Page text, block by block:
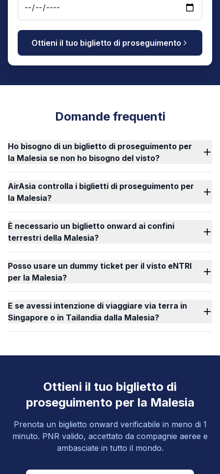
Ottieni il tuo biglietto di proseguimento
Domande frequenti
Ho bisogno di un biglietto di proseguimento per
la Malesia se non ho bisogno del visto?
AirAsia controlla i biglietti di proseguimento per
la Malesia?
È necessario un biglietto onward ai confini
terrestri della Malesia?
Posso usare un dummy ticket per il visto eNTRI
per la Malesia?
E se avessi intenzione di viaggiare via terra in
Singapore o in Tailandia dalla Malesia?
Ottieni il tuo biglietto di
proseguimento per la Malesia
Prenota un biglietto onward verificabile in meno di 1
minuto. PNR valido, accettato da compagnie aeree e
ambasciate in tutto il mondo.